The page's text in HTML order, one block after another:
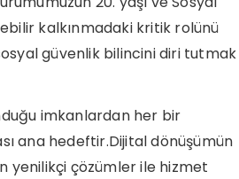
kalkınmadaki kritik rolünü
güvenlik bilincini diri tutmak
imkanlardan her bir
ana hedeftir.Dijital dönüşümün
yenilikçi çözümler ile hizmet